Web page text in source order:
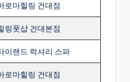
로마힐링 건대점
링풋샵 건대본점
이랜드 럭셔리 스파
로마힐링 건대점